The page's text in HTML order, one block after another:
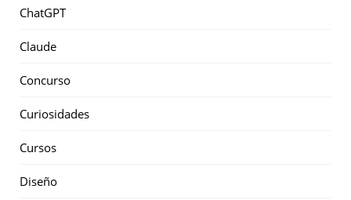
ChatGPT
Claude
Concurso
Curiosidades
Cursos
Diseño